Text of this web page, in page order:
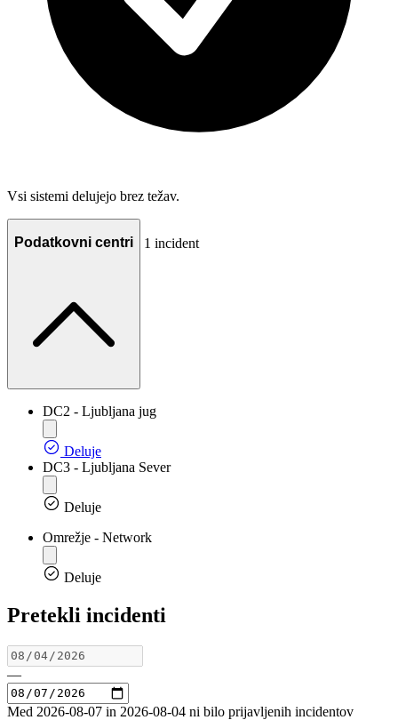
Vsi sistemi delujejo brez težav.
Podatkovni centri 1 incident
DC2 - Ljubljana jug
Deluje
DC3 - Ljubljana Sever
Deluje
Omrežje - Network
Deluje
Pretekli incidenti
—
Med 2026-08-07 in 2026-08-04 ni bilo prijavljenih incidentov